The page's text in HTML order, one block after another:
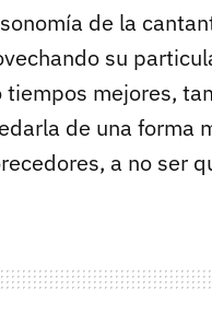
de la
su
tiempos mejores,
de una forma
a no ser